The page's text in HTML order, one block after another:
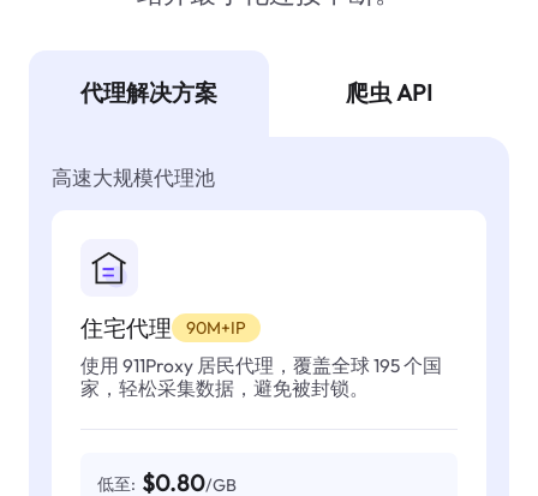
代理解决方案 爬虫 API
高速大规模代理池
住宅代理 90M+IP
使用 911Proxy 居民代理，覆盖全球 195 个国
家，轻松采集数据，避免被封锁。
低至: $0.80/GB